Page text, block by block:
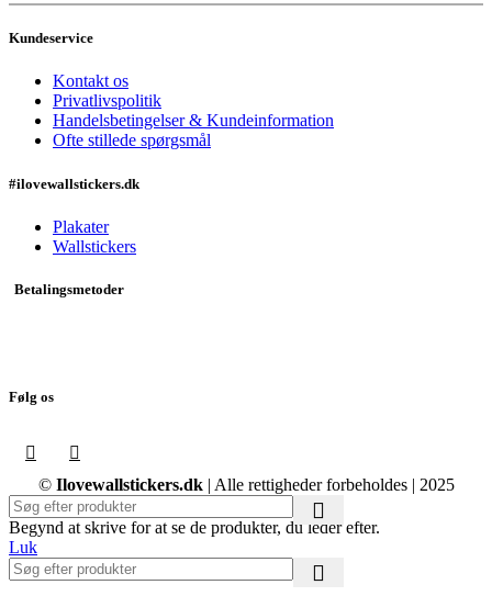
Kundeservice
Kontakt os
Privatlivspolitik
Handelsbetingelser & Kundeinformation
Ofte stillede spørgsmål
#ilovewallstickers.dk
Plakater
Wallstickers
Betalingsmetoder
Følg os
©Ilovewallstickers.dk| Alle rettigheder forbeholdes | 2025
Begynd at skrive for at se de produkter, du leder efter.
Luk